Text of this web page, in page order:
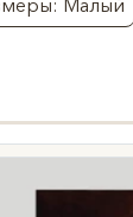
Малый